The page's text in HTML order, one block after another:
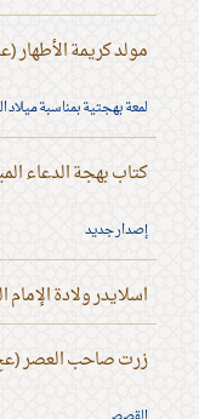
مولد كريمة الأطهار
لمعة بهجتية بمناسبة
كتاب بهجة الدعاء
إصدار جديد
اسلايدر ولادة
زرت صاحب العصر